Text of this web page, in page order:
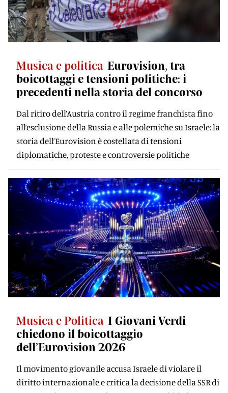
Musica e politica Eurovision, tra
boicottaggi e tensioni politiche: i
precedenti nella storia del concorso
Dal ritiro dell’Austria contro il regime franchista fino
all’esclusione della Russia e alle polemiche su Israele: la
storia dell’Eurovision è costellata di tensioni
diplomatiche, proteste e controversie politiche
Musica e Politica I Giovani Verdi
chiedono il boicottaggio
dell’Eurovision 2026
Il movimento giovanile accusa Israele di violare il
diritto internazionale e critica la decisione della SSR di